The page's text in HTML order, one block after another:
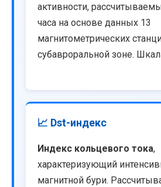
активности,
часа на основе данных 13
магнитометрических
субавроральной зоне.
📈 Dst-индекс
Индекс кольцевого тока,
характеризующий
магнитной бури.